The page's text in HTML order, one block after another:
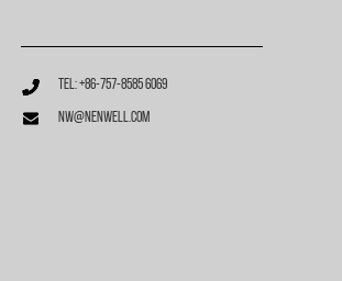
Tel: +86-757-8585 6069
nw@nenwell.com